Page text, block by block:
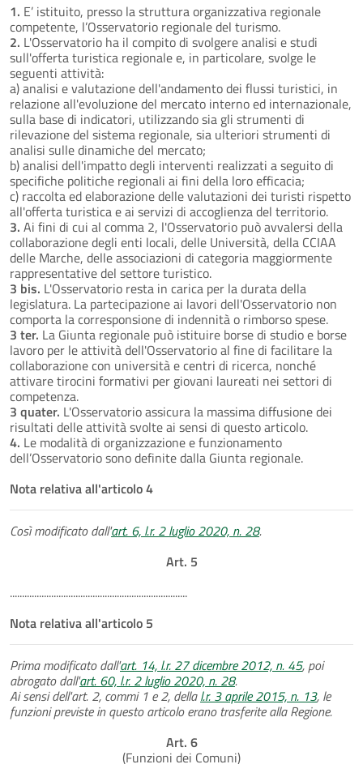
1. E’ istituito, presso la struttura organizzativa regionale
competente, l’Osservatorio regionale del turismo.
2. L'Osservatorio ha il compito di svolgere analisi e studi
sull'offerta turistica regionale e, in particolare, svolge le
seguenti attività:
a) analisi e valutazione dell'andamento dei flussi turistici, in
relazione all'evoluzione del mercato interno ed internazionale,
sulla base di indicatori, utilizzando sia gli strumenti di
rilevazione del sistema regionale, sia ulteriori strumenti di
analisi sulle dinamiche del mercato;
b) analisi dell'impatto degli interventi realizzati a seguito di
specifiche politiche regionali ai fini della loro efficacia;
c) raccolta ed elaborazione delle valutazioni dei turisti rispetto
all'offerta turistica e ai servizi di accoglienza del territorio.
3. Ai fini di cui al comma 2, l'Osservatorio può avvalersi della
collaborazione degli enti locali, delle Università, della CCIAA
delle Marche, delle associazioni di categoria maggiormente
rappresentative del settore turistico.
3 bis. L'Osservatorio resta in carica per la durata della
legislatura. La partecipazione ai lavori dell'Osservatorio non
comporta la corresponsione di indennità o rimborso spese.
3 ter. La Giunta regionale può istituire borse di studio e borse
lavoro per le attività dell'Osservatorio al fine di facilitare la
collaborazione con università e centri di ricerca, nonché
attivare tirocini formativi per giovani laureati nei settori di
competenza.
3 quater. L'Osservatorio assicura la massima diffusione dei
risultati delle attività svolte ai sensi di questo articolo.
4. Le modalità di organizzazione e funzionamento
dell’Osservatorio sono definite dalla Giunta regionale.
Nota relativa all'articolo 4
Così modificato dall'art. 6, l.r. 2 luglio 2020, n. 28.
Art. 5
.........................................................................
Nota relativa all'articolo 5
Prima modificato dall'art. 14, l.r. 27 dicembre 2012, n. 45, poi
abrogato dall'art. 60, l.r. 2 luglio 2020, n. 28.
Ai sensi dell'art. 2, commi 1 e 2, dellal.r. 3 aprile 2015, n. 13, le
funzioni previste in questo articolo erano trasferite alla Regione.
Art. 6
(Funzioni dei Comuni)